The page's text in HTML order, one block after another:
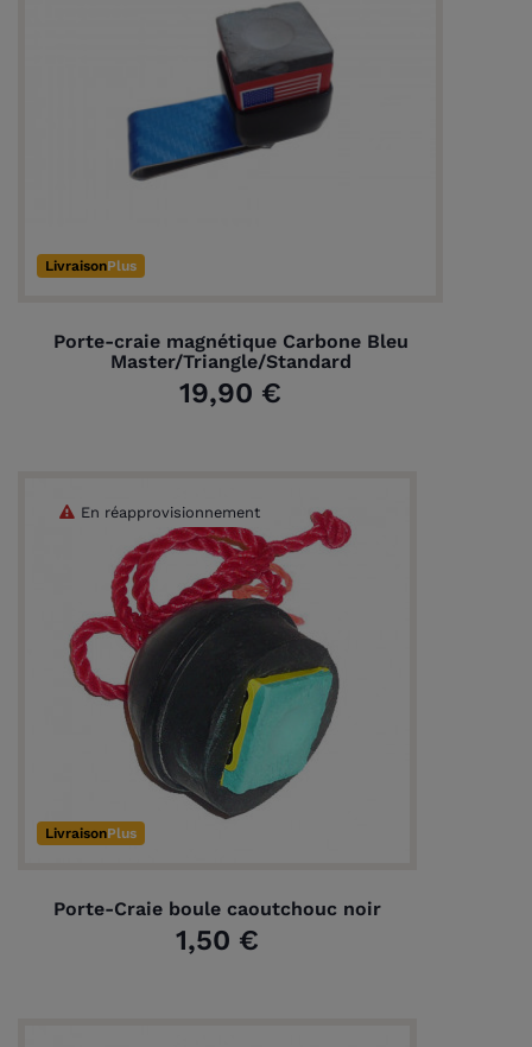
LivraisonPlus
Porte-craie magnétique Carbone Bleu
Master/Triangle/Standard
19,90 €
LivraisonPlus
Porte-Craie boule caoutchouc noir
1,50 €
En réapprovisionnement